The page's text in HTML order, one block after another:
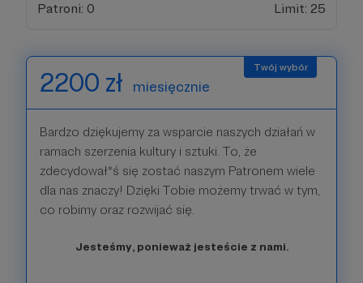
Patroni: 0 Limit: 25
2200 zł miesięcznie
Bardzo dziękujemy za wsparcie naszych działań w
ramach szerzenia kultury i sztuki. To, że
zdecydował*ś się zostać naszym Patronem wiele
dla nas znaczy! Dzięki Tobie możemy trwać w tym,
co robimy oraz rozwijać się.
Jesteśmy, ponieważ jesteście z nami.